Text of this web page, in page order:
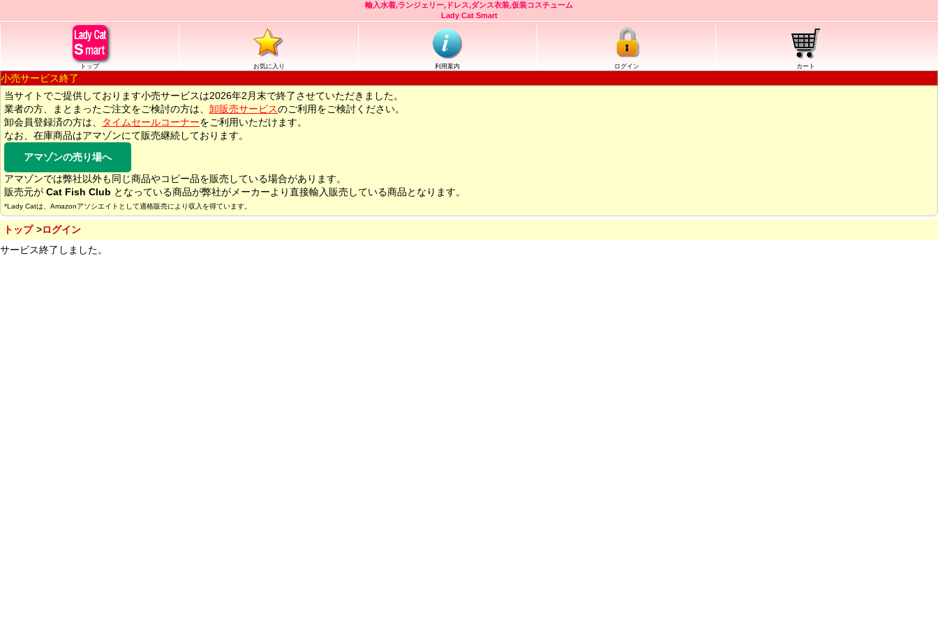
輸入水着,ランジェリー,ドレス,ダンス衣装,仮装コスチューム
Lady Cat Smart
トップ お気に入り 利用案内 ログイン カート
小売サービス終了
当サイトでご提供しております小売サービスは2026年2月末で終了させていただきました。
業者の方、まとまったご注文をご検討の方は、 卸販売サービスのご利用をご検討ください。
卸会員登録済の方は、
タイムセールコーナーをご利用いただけます。
なお、在庫商品はアマゾンにて販売継続しております。
アマゾンの売り場へ
アマゾンでは弊社以外も同じ商品やコピー品を販売している場合があります。
販売元が Cat Fish Club となっている商品が弊社がメーカーより直接輸入販売している商品となります。
*Lady Catは、Amazonアソシエイトとして適格販売により収入を得ています。
トップ
ログイン
サービス終了しました。